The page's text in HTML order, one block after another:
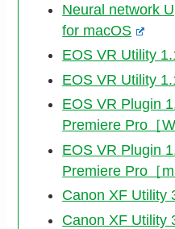
Neural network
for macOS
EOS VR Utility
EOS VR Utility
EOS VR Plugin
Premiere Pro［
EOS VR Plugin
Premiere Pro［
Canon XF Utility
Canon XF Utility